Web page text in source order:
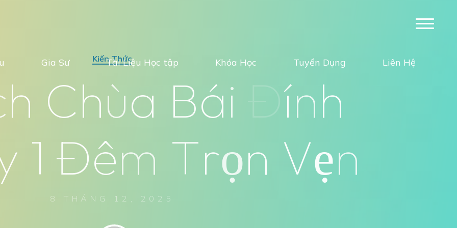
Gia Sư Tài Liệu Học tập Khóa Học Tuyển Dụng Liên Hệ
Kiến Thức
h Chùa Bái ính
1 Đêm Trọn Vẹn
8 THÁNG 12, 2025